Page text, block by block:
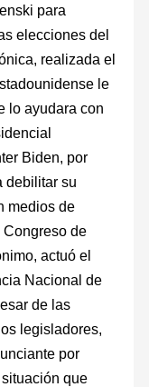
para
elecciones del
realizada el
le
lo ayudara con
Biden, por
debilitar su
medios de
Congreso de
actuó el
Nacional de
de las
legisladores,
por
que